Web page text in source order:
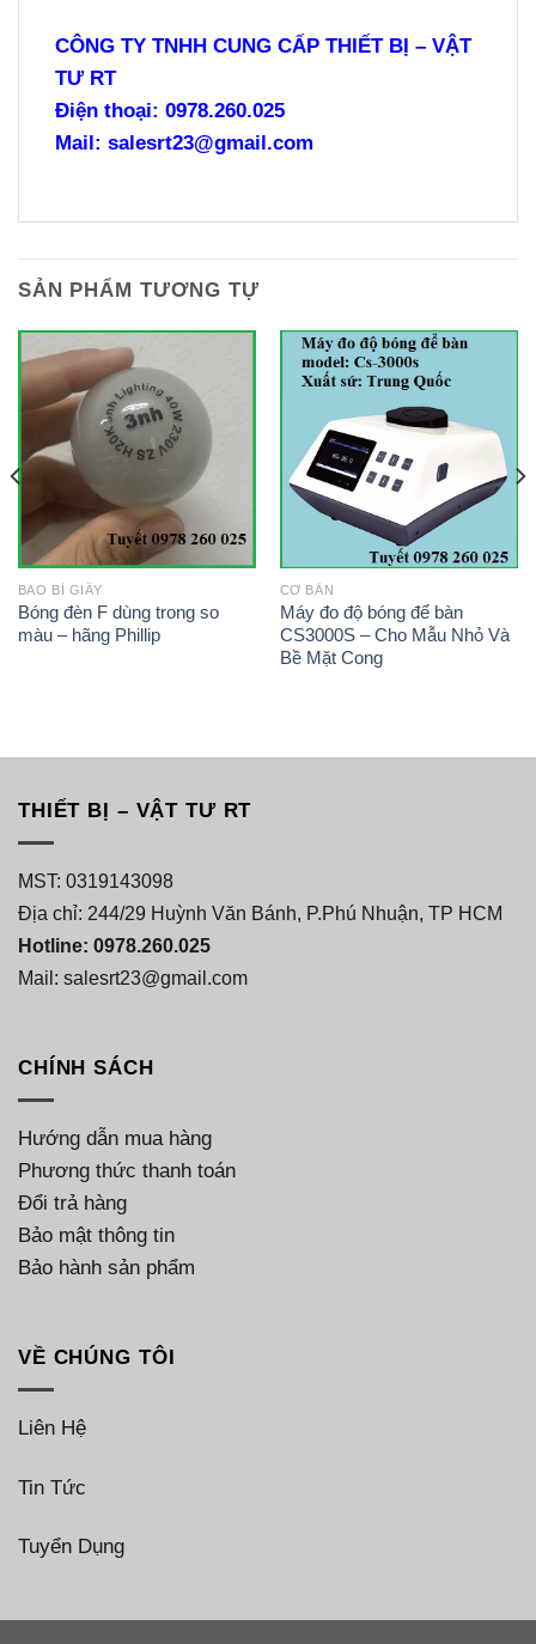
CÔNG TY TNHH CUNG CẤP THIẾT BỊ – VẬT
TƯ RT
Điện thoại: 0978.260.025
Mail: salesrt23@gmail.com
SẢN PHẨM TƯƠNG TỰ
BAO BÌ GIẤY
Bóng đèn F dùng trong so
màu – hãng Phillip
CƠ BẢN
Máy đo độ bóng để bàn
CS3000S – Cho Mẫu Nhỏ Và
Bề Mặt Cong
THIẾT BỊ – VẬT TƯ RT
MST: 0319143098
Địa chỉ: 244/29 Huỳnh Văn Bánh, P.Phú Nhuận, TP HCM
Hotline: 0978.260.025
Mail: salesrt23@gmail.com
CHÍNH SÁCH
Hướng dẫn mua hàng
Phương thức thanh toán
Đổi trả hàng
Bảo mật thông tin
Bảo hành sản phẩm
VỀ CHÚNG TÔI
Liên Hệ
Tin Tức
Tuyển Dụng